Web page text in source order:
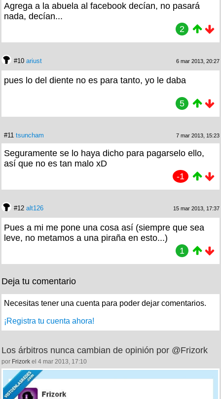
Agrega a la abuela al facebook decían, no pasará
nada, decían...
2
#10 ariust 6 mar 2013, 20:27
pues lo del diente no es para tanto, yo le daba
5
#11 tsuncham 7 mar 2013, 15:23
Seguramente se lo haya dicho para pagarselo ello,
así que no es tan malo xD
-1
#12 alt126 15 mar 2013, 17:37
Pues a mi me pone una cosa así (siempre que sea
leve, no metamos a una piraña en esto...)
1
Deja tu comentario
Necesitas tener una cuenta para poder dejar comentarios.
¡Registra tu cuenta ahora!
Los árbitros nunca cambian de opinión por @Frizork
por Frizork el 4 mar 2013, 17:10